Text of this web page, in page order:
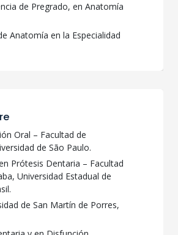
de Pregrado, en Anatomía
Anatomía en la Especialidad
Oral – Facultad de
de São Paulo.
Prótesis Dentaria – Facultad
Universidad Estadual de
de San Martín de Porres,